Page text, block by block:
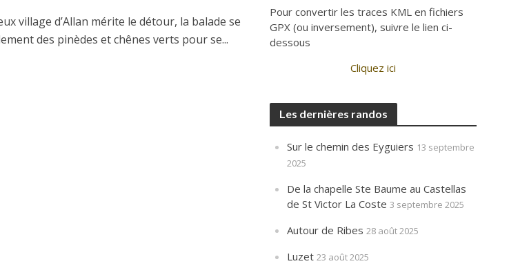
village d’Allan mérite le détour, la balade se
des pinèdes et chênes verts pour se...
Pour convertir les traces KML en fichiers
GPX (ou inversement), suivre le lien ci-
dessous
Cliquez ici
Les dernières randos
Sur le chemin des Eyguiers 13 septembre
2025
De la chapelle Ste Baume au Castellas
de St Victor La Coste 3 septembre 2025
Autour de Ribes 28 août 2025
Luzet 23 août 2025